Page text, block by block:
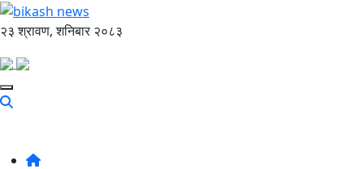
२३ श्रावण, शनिबार २०८३